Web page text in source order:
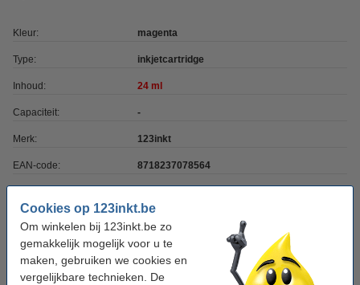
Cookies op 123inkt.be
Om winkelen bij 123inkt.be zo
gemakkelijk mogelijk voor u te
maken, gebruiken we cookies en
vergelijkbare technieken. De
Kleur: magenta
Type: inkjetcartridge
Inhoud: 24 ml
Capaciteit: -
Merk: 123inkt
EAN-code: 8718237078564
Tip: complete set bestellen